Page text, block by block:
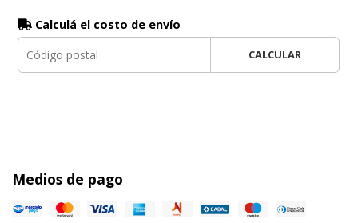
Calculá el costo de envío
CALCULAR
Medios de pago